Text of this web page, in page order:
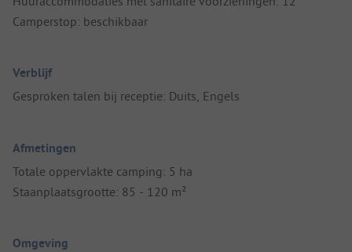
Camperstop: beschikbaar
Verblijf
Gesproken talen bij receptie: Duits, Engels
Afmetingen
Totale oppervlakte camping: 5 ha
Staanplaatsgrootte: 85 - 120 m²
Omgeving